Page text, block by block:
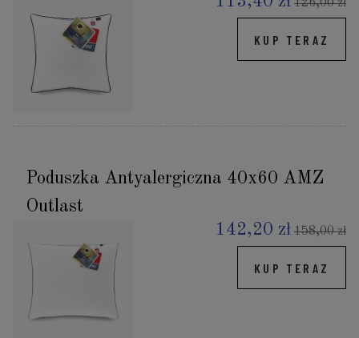
126,00 zł
KUP TERAZ
Poduszka Antyalergiczna 40x60 AMZ
Outlast
142,20 zł 158,00 zł
KUP TERAZ